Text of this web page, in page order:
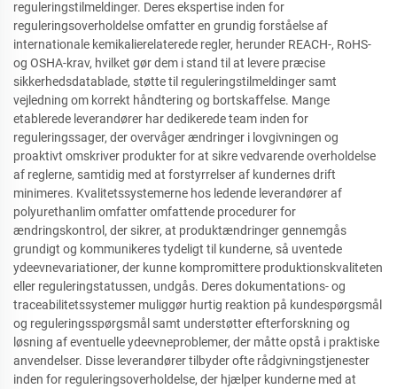
reguleringstilmeldinger. Deres ekspertise inden for
reguleringsoverholdelse omfatter en grundig forståelse af
internationale kemikalierelaterede regler, herunder REACH-, RoHS-
og OSHA-krav, hvilket gør dem i stand til at levere præcise
sikkerhedsdatablade, støtte til reguleringstilmeldinger samt
vejledning om korrekt håndtering og bortskaffelse. Mange
etablerede leverandører har dedikerede team inden for
reguleringssager, der overvåger ændringer i lovgivningen og
proaktivt omskriver produkter for at sikre vedvarende overholdelse
af reglerne, samtidig med at forstyrrelser af kundernes drift
minimeres. Kvalitetssystemerne hos ledende leverandører af
polyurethanlim omfatter omfattende procedurer for
ændringskontrol, der sikrer, at produktændringer gennemgås
grundigt og kommunikeres tydeligt til kunderne, så uventede
ydeevnevariationer, der kunne kompromittere produktionskvaliteten
eller reguleringstatussen, undgås. Deres dokumentations- og
traceabilitetssystemer muliggør hurtig reaktion på kundespørgsmål
og reguleringsspørgsmål samt understøtter efterforskning og
løsning af eventuelle ydeevneproblemer, der måtte opstå i praktiske
anvendelser. Disse leverandører tilbyder ofte rådgivningstjenester
inden for reguleringsoverholdelse, der hjælper kunderne med at